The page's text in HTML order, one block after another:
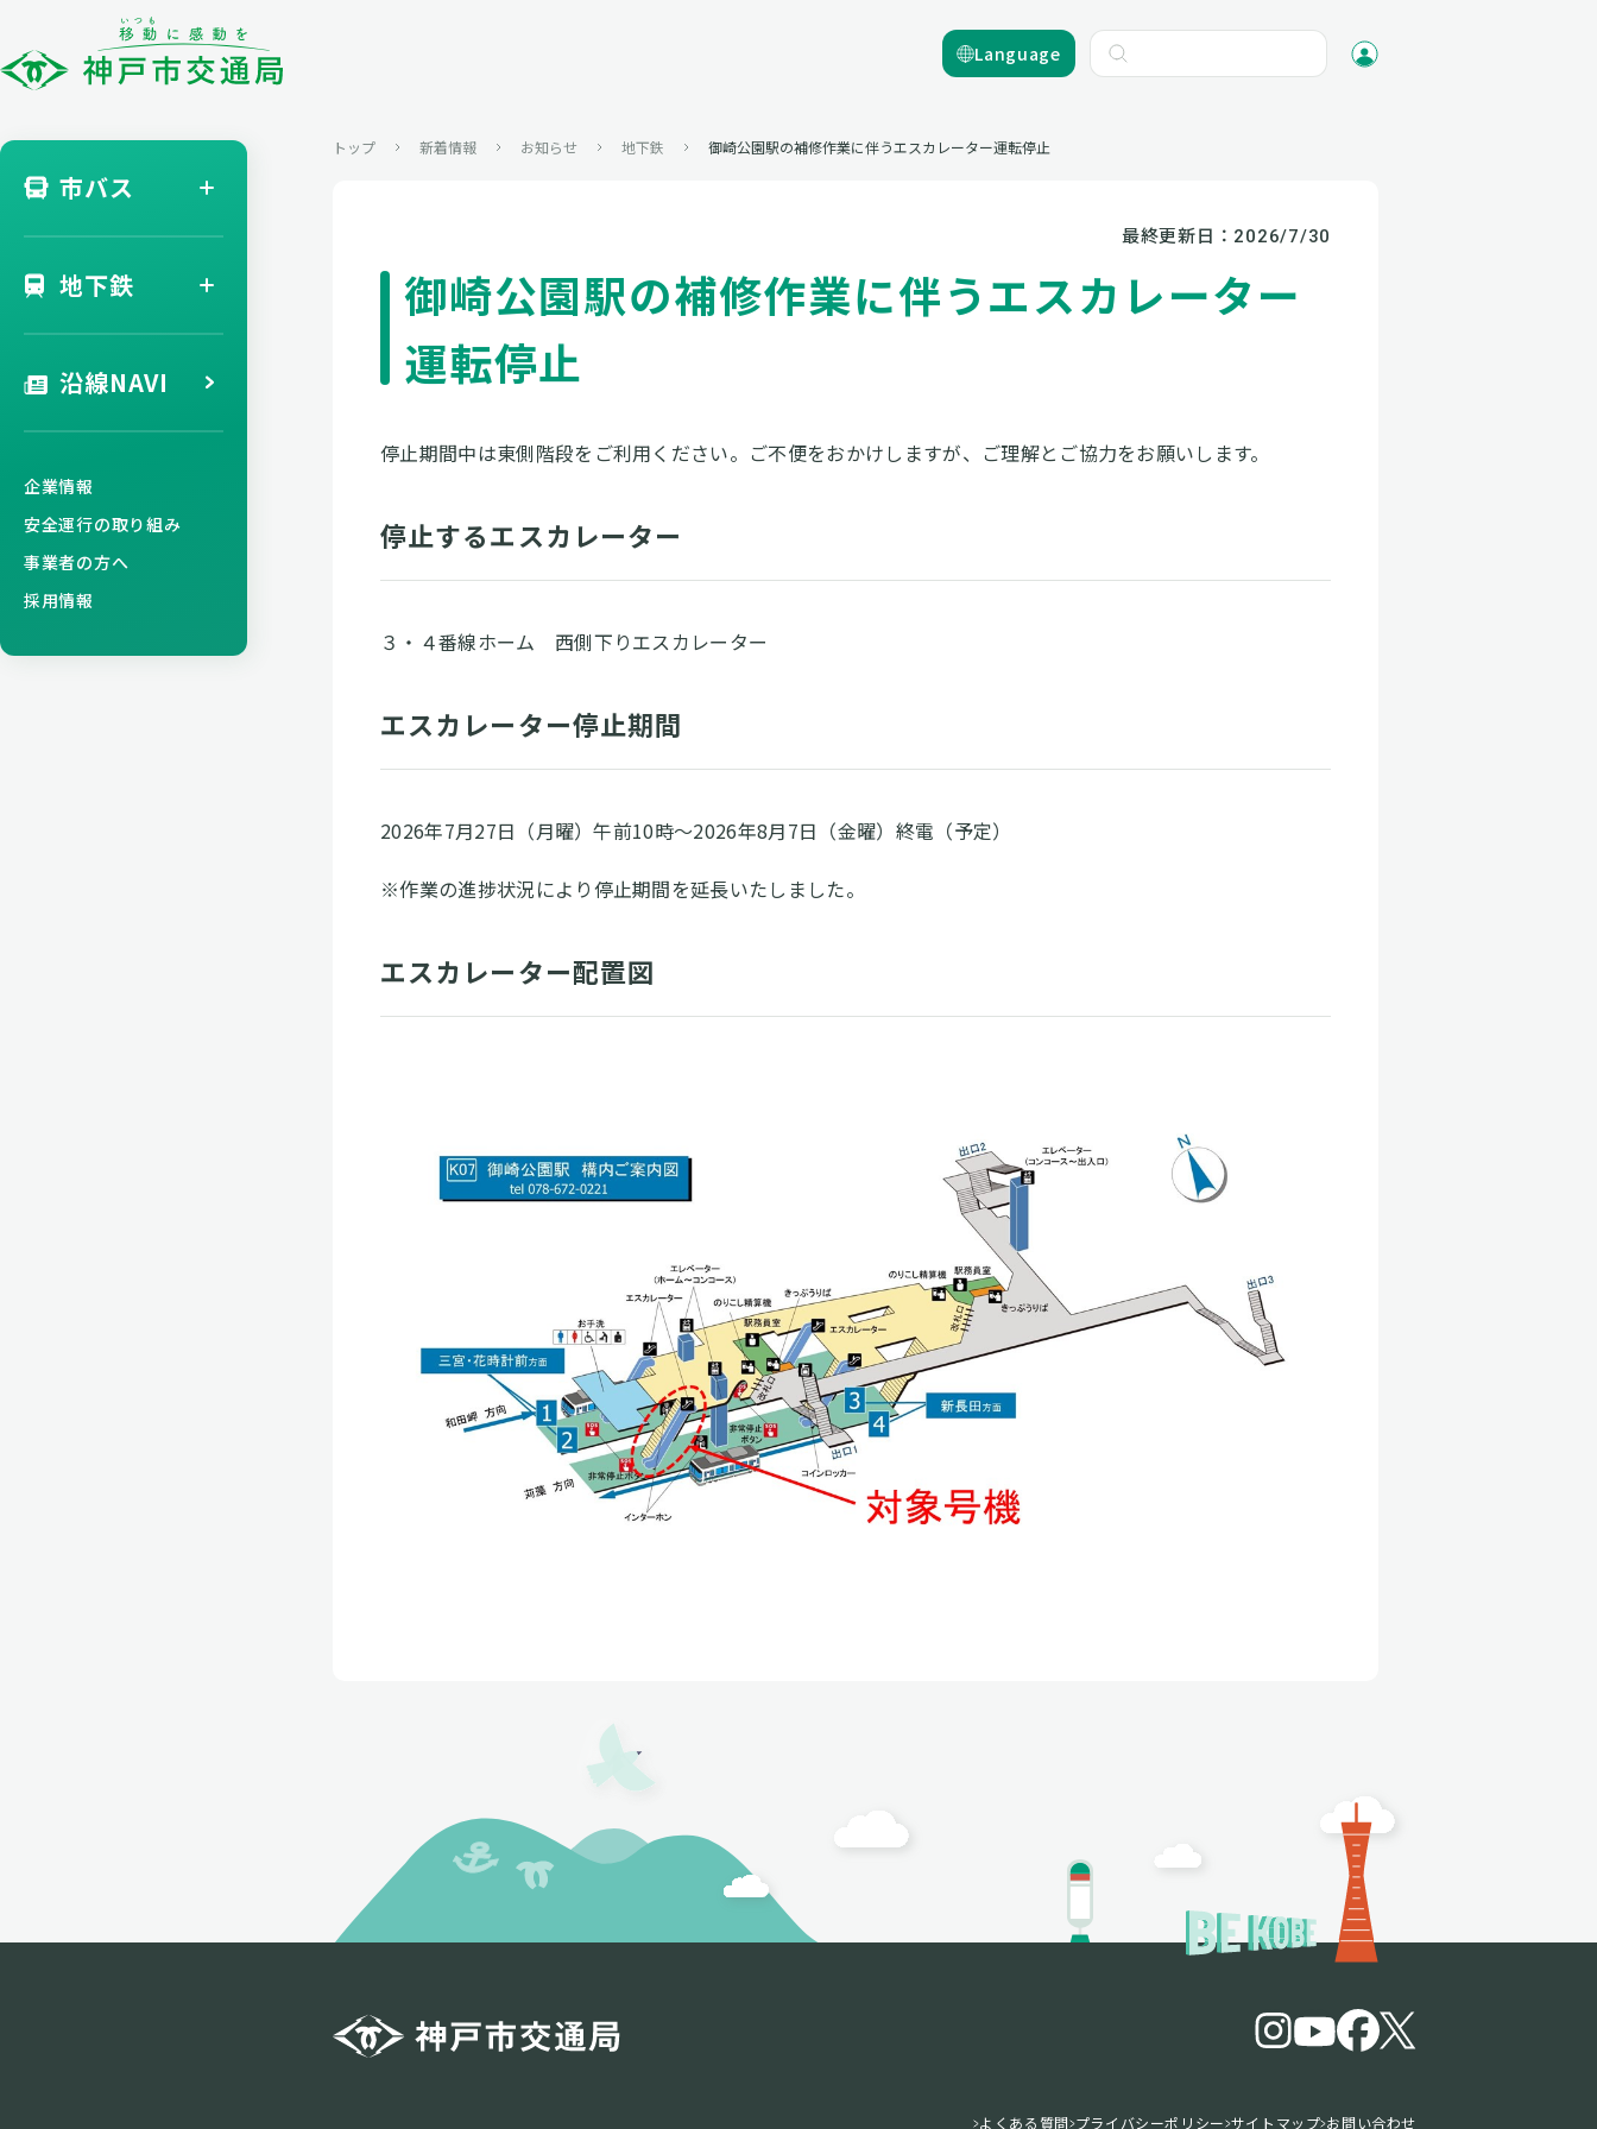
Language
市バス
地下鉄
沿線NAVI
企業情報
安全運行の取り組み
事業者の方へ
採用情報
トップ 新着情報 お知らせ 地下鉄 御崎公園駅の補修作業に伴うエスカレーター運転停止
最終更新日： 2026/7/30
御崎公園駅の補修作業に伴うエスカレーター
運転停止
停止期間中は東側階段をご利用ください。ご不便をおかけしますが、ご理解とご協力をお願いします。
停止するエスカレーター
３・４番線ホーム 西側下りエスカレーター
エスカレーター停止期間
2026年7月27日（月曜）午前10時～2026年8月7日（金曜）終電（予定）
※作業の進捗状況により停止期間を延長いたしました。
エスカレーター配置図
よくある質問 プライバシーポリシー サイトマップ お問い合わせ